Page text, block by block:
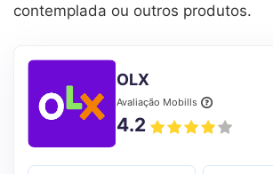
contemplada ou outros produtos.
OLX
Avaliação Mobills
4.2